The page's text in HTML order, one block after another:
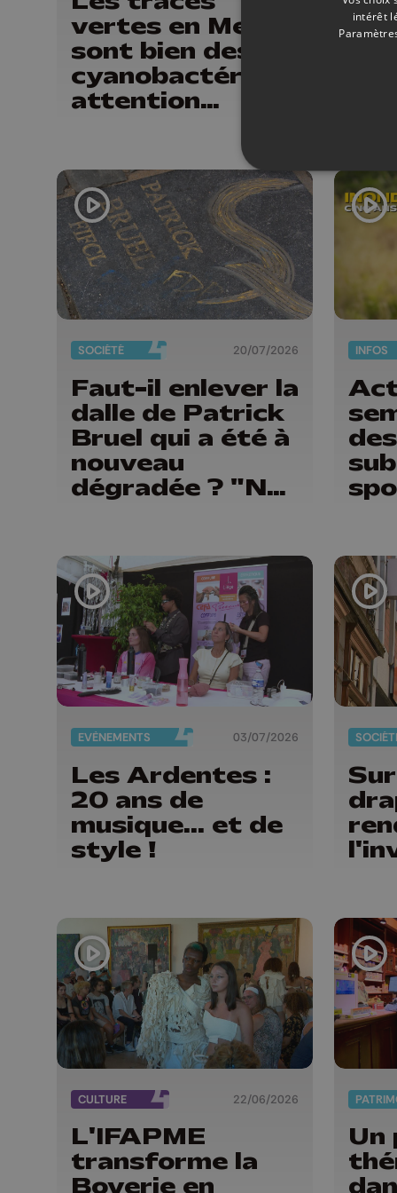
vertes en Meuse
sont bien des
cyanobactéries:
attention
de
SOCIÉTÉ 20/07/2026
Faut-il enlever la
dalle de Patrick
Bruel qui a été à
nouveau
dégradée ? "Nos
INFOS
EVÈNEMENTS 03/07/2026
Les Ardentes :
20 ans de
musique... et de
style !
CULTURE 22/06/2026
L'IFAPME
transforme la
Boverie en
Un
intérêt